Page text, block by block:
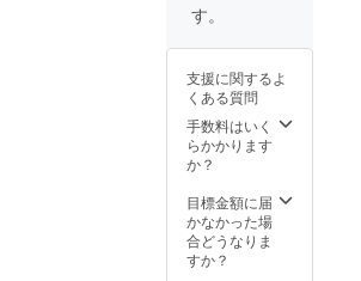
IRE限定
コイズ
ブルー
のみで
す。 ＜
キット
・ベル
ト本
体･･･1
本 ・
す。
支援に関するよ
くある質問
手数料はいく
らかかります
か？
目標金額に届
かなかった場
合どうなりま
すか？